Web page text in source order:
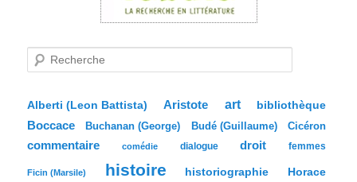
e
r
c
e
Alberti (Leon Battista) Aristote art bibliothèque
Boccace Buchanan (George) Budé (Guillaume) Cicéron
commentaire comédie dialogue droit femmes
Ficin (Marsile) histoire historiographie Horace